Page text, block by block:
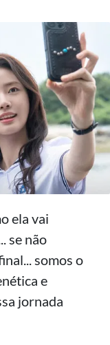
ela vai
se não
somos o
e
jornada